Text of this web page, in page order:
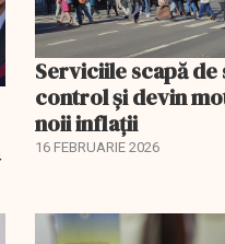
Serviciile scapă de
control și devin
noii inflații
16 FEBRUARIE 2026